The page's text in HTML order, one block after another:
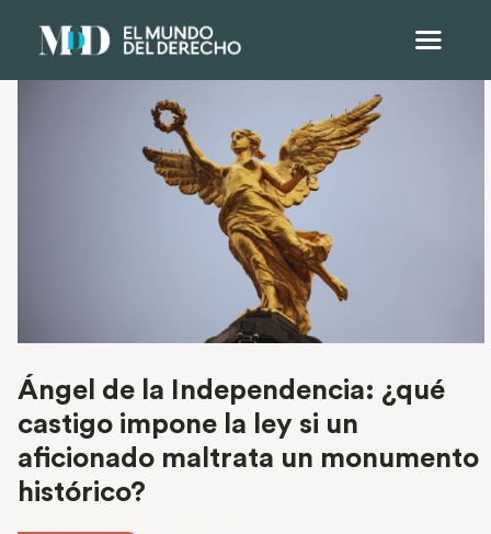
Ángel de la Independencia: ¿qué
castigo impone la ley si un
aficionado maltrata un monumento
histórico?